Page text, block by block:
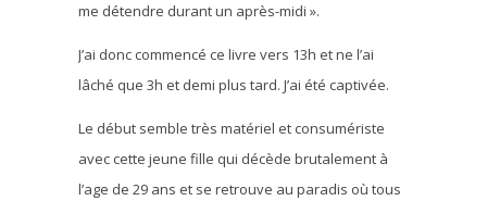
me détendre durant un après-midi ».
J’ai donc commencé ce livre vers 13h et ne l’ai
lâché que 3h et demi plus tard. J’ai été captivée.
Le début semble très matériel et consumériste
avec cette jeune fille qui décède brutalement à
l’age de 29 ans et se retrouve au paradis où tous